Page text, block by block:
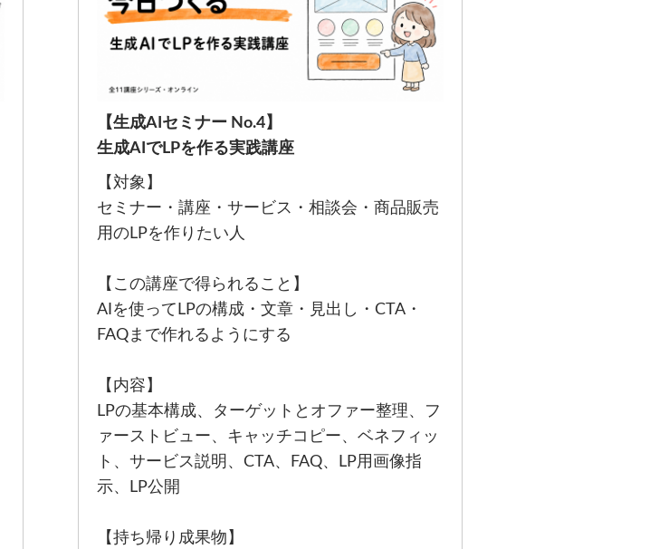
【生成AIセミナー No.4】
生成AIでLPを作る実践講座
【対象】
セミナー・講座・サービス・相談会・商品販売
用のLPを作りたい人
【この講座で得られること】
AIを使ってLPの構成・文章・見出し・CTA・
FAQまで作れるようにする
【内容】
LPの基本構成、ターゲットとオファー整理、フ
ァーストビュー、キャッチコピー、ベネフィッ
ト、サービス説明、CTA、FAQ、LP用画像指
示、LP公開
【持ち帰り成果物】